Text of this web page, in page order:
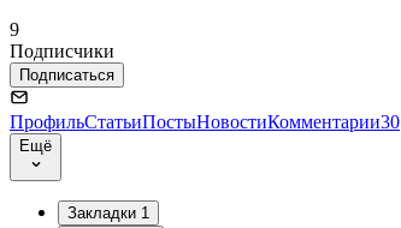
9
Подписчики
Подписаться
ПрофильСтатьиПостыНовостиКомментарии30
Ещё
Закладки 1